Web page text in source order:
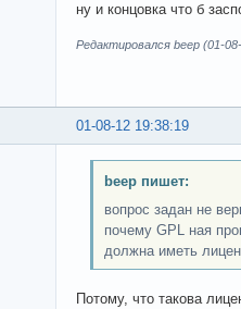
ну и концовка что б
Редактировался beep (01-
01-08-12 19:38:19
beep пишет:
вопрос задан не
почему GPL ная
должна иметь
Потому, что такова